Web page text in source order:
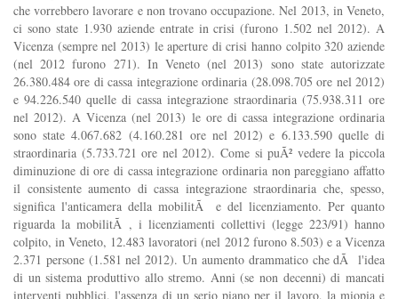
che vorrebbero lavorare e non trovano occupazione. Nel 2013, in Veneto,
ci sono state 1.930 aziende entrate in crisi (furono 1.502 nel 2012). A
Vicenza (sempre nel 2013) le aperture di crisi hanno colpito 320 aziende
(nel 2012 furono 271). In Veneto (nel 2013) sono state autorizzate
26.380.484 ore di cassa integrazione ordinaria (28.098.705 ore nel 2012)
e 94.226.540 quelle di cassa integrazione straordinaria (75.938.311 ore
nel 2012). A Vicenza (nel 2013) le ore di cassa integrazione ordinaria
sono state 4.067.682 (4.160.281 ore nel 2012) e 6.133.590 quelle di
straordinaria (5.733.721 ore nel 2012). Come si puÃ² vedere la piccola
diminuzione di ore di cassa integrazione ordinaria non pareggiano affatto
il consistente aumento di cassa integrazione straordinaria che, spesso,
significa l'anticamera della mobilitÃ e del licenziamento. Per quanto
riguarda la mobilitÃ , i licenziamenti collettivi (legge 223/91) hanno
colpito, in Veneto, 12.483 lavoratori (nel 2012 furono 8.503) e a Vicenza
2.371 persone (1.581 nel 2012). Un aumento drammatico che dÃ l'idea
di un sistema produttivo allo stremo. Anni (se non decenni) di mancati
interventi pubblici, l'assenza di un serio piano per il lavoro, la miopia e